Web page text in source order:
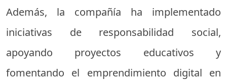
Además, la compañía ha implementado
iniciativas de responsabilidad social,
apoyando proyectos educativos y
fomentando el emprendimiento digital en